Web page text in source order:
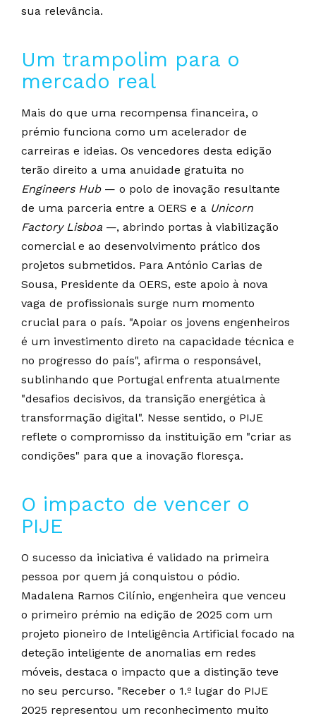
sua relevância.
Um trampolim para o
mercado real
Mais do que uma recompensa financeira, o
prémio funciona como um acelerador de
carreiras e ideias. Os vencedores desta edição
terão direito a uma anuidade gratuita no
Engineers Hub— o polo de inovação resultante
de uma parceria entre a OERS e a Unicorn
Factory Lisboa —, abrindo portas à viabilização
comercial e ao desenvolvimento prático dos
projetos submetidos. Para António Carias de
Sousa, Presidente da OERS, este apoio à nova
vaga de profissionais surge num momento
crucial para o país. "Apoiar os jovens engenheiros
é um investimento direto na capacidade técnica e
no progresso do país", afirma o responsável,
sublinhando que Portugal enfrenta atualmente
"desafios decisivos, da transição energética à
transformação digital". Nesse sentido, o PIJE
reflete o compromisso da instituição em "criar as
condições" para que a inovação floresça.
O impacto de vencer o
PIJE
O sucesso da iniciativa é validado na primeira
pessoa por quem já conquistou o pódio.
Madalena Ramos Cilínio, engenheira que venceu
o primeiro prémio na edição de 2025 com um
projeto pioneiro de Inteligência Artificial focado na
deteção inteligente de anomalias em redes
móveis, destaca o impacto que a distinção teve
no seu percurso. "Receber o 1.º lugar do PIJE
2025 representou um reconhecimento muito